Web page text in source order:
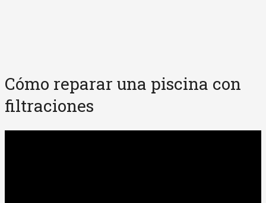
Cómo reparar una piscina con
filtraciones